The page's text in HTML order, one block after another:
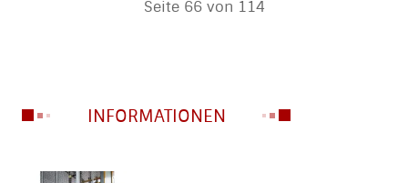
Seite 66 von 114
INFORMATIONEN